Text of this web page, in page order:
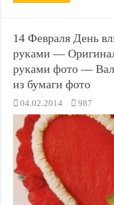
14 Февраля День
руками —
руками фото —
из бумаги фото
04.02.2014 987